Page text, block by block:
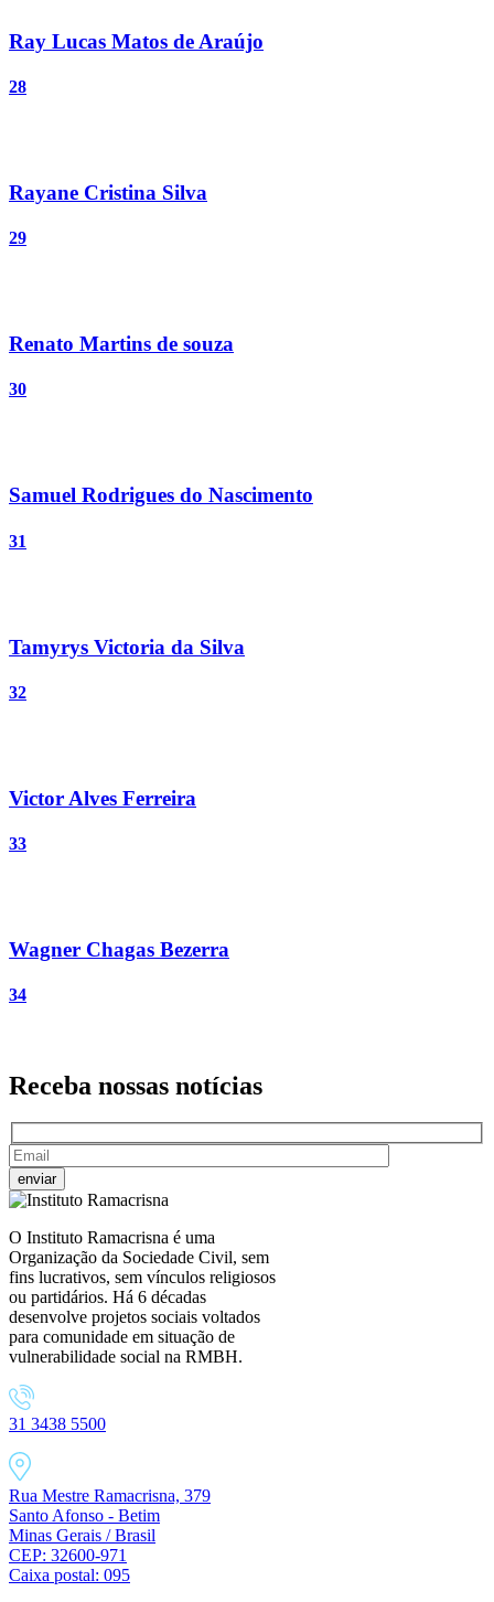
Ray Lucas Matos de Araújo
28
Rayane Cristina Silva
29
Renato Martins de souza
30
Samuel Rodrigues do Nascimento
31
Tamyrys Victoria da Silva
32
Victor Alves Ferreira
33
Wagner Chagas Bezerra
34
Receba nossas notícias
O Instituto Ramacrisna é uma
Organização da Sociedade Civil, sem
fins lucrativos, sem vínculos religiosos
ou partidários. Há 6 décadas
desenvolve projetos sociais voltados
para comunidade em situação de
vulnerabilidade social na RMBH.
31 3438 5500
Rua Mestre Ramacrisna, 379
Santo Afonso - Betim
Minas Gerais / Brasil
CEP: 32600-971
Caixa postal: 095